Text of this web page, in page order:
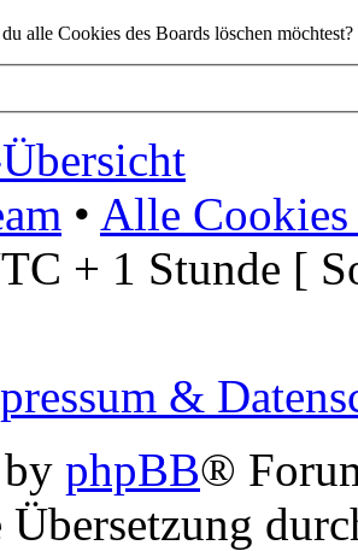
alle Cookies des Boards löschen möchtest?
• Alle Cookies
+ 1 Stunde [
&
phpBB®
Übersetzung